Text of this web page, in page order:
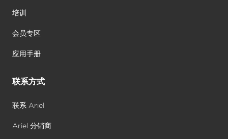
培训
会员专区
应用手册
联系方式
联系 Ariel
Ariel 分销商